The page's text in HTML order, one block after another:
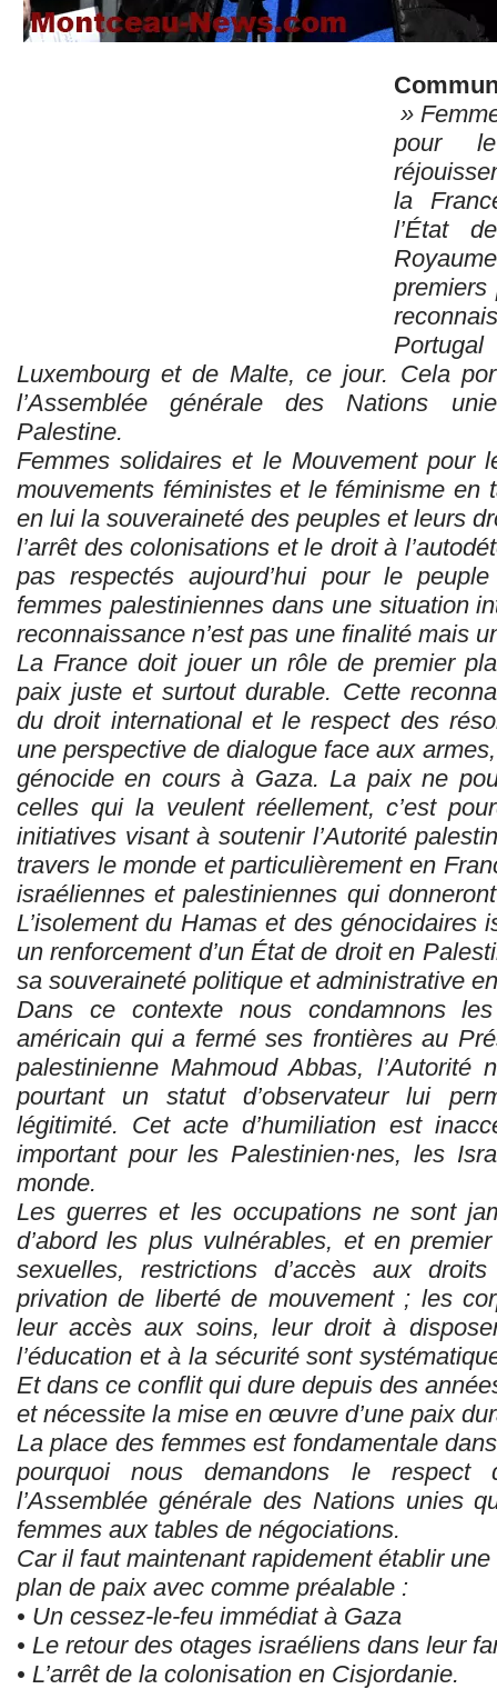
»
pour
la
l’État
Luxembourg et de Malte, ce jour. Cela
l’Assemblée générale des Nations
Palestine.
Femmes solidaires et le Mouvement pour
mouvements féministes et le féminisme en
en lui la souveraineté des peuples et leurs
l’arrêt des colonisations et le droit à
pas respectés aujourd’hui pour le
femmes palestiniennes dans une situation
reconnaissance n’est pas une finalité mais
La France doit jouer un rôle de premier
paix juste et surtout durable. Cette
du droit international et le respect des
une perspective de dialogue face aux
génocide en cours à Gaza. La paix ne
celles qui la veulent réellement, c’est
initiatives visant à soutenir l’Autorité
travers le monde et particulièrement en
israéliennes et palestiniennes qui
L’isolement du Hamas et des génocidaires
un renforcement d’un État de droit en
sa souveraineté politique et administrative
Dans ce contexte nous condamnons
américain qui a fermé ses frontières au
palestinienne Mahmoud Abbas, l’Autorité
pourtant un statut d’observateur lui
légitimité. Cet acte d’humiliation est
important pour les Palestinien·nes, les
monde.
Les guerres et les occupations ne sont
d’abord les plus vulnérables, et en
sexuelles, restrictions d’accès aux
privation de liberté de mouvement ; les
leur accès aux soins, leur droit à
l’éducation et à la sécurité sont
Et dans ce conflit qui dure depuis des
et nécessite la mise en œuvre d’une paix
La place des femmes est fondamentale
pourquoi nous demandons le
l’Assemblée générale des Nations unies
femmes aux tables de négociations.
Car il faut maintenant rapidement établir
plan de paix avec comme préalable :
• Un cessez-le-feu immédiat à Gaza
• Le retour des otages israéliens dans leur
• L’arrêt de la colonisation en Cisjordanie.